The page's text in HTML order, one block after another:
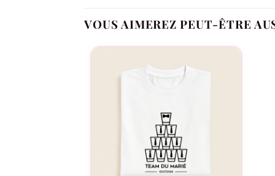
Oui, dans notre atelier en France, à la
Fabriqué à la commande, floquée en France.
VOUS AIMEREZ PEUT-ÊTRE